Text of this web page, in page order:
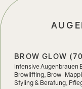
BROW GLOW
intensive Augenbrauen
Browlifting, Brow-
Styling & Beratung,